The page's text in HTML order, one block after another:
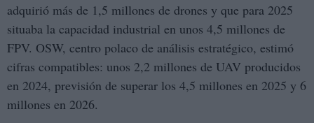
adquirió más de 1,5 millones de drones y que para 2025
situaba la capacidad industrial en unos 4,5 millones de
FPV. OSW, centro polaco de análisis estratégico, estimó
cifras compatibles: unos 2,2 millones de UAV producidos
en 2024, previsión de superar los 4,5 millones en 2025 y 6
millones en 2026.